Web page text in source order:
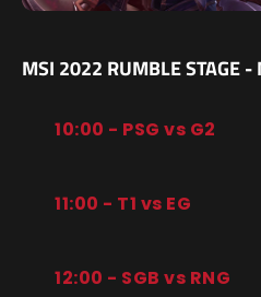
MSI 2022 RUMBLE STAGE -
10:00 - PSG vs G2
11:00 - T1 vs EG
12:00 - SGB vs RNG